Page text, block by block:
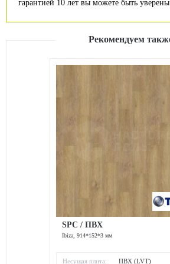
гарантией 10 лет вы можете быть
Рекомендуем
SPC / ПВХ
Ibiza, 914*152*3 мм
Несущая плита:
ПВХ (LVT)